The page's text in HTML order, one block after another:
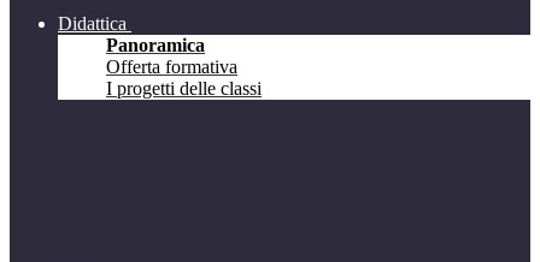
Didattica
Panoramica
Offerta formativa
I progetti delle classi